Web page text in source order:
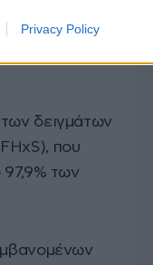
Privacy Policy
των δειγμάτων
που
97,9% των